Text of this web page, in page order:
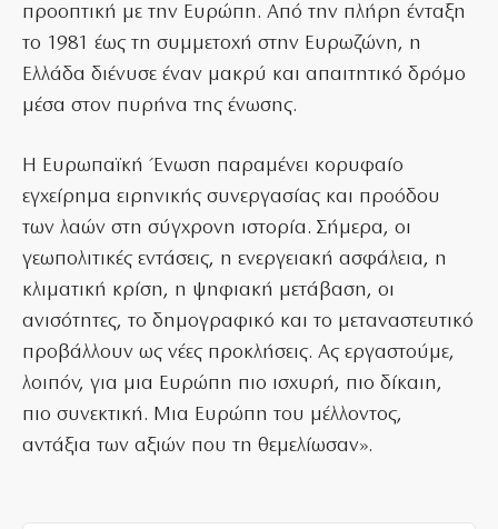
προοπτική με την Ευρώπη. Από την πλήρη ένταξη
το 1981 έως τη συμμετοχή στην Ευρωζώνη, η
Ελλάδα διένυσε έναν μακρύ και απαιτητικό δρόμο
μέσα στον πυρήνα της ένωσης.
Η Ευρωπαϊκή Ένωση παραμένει κορυφαίο
εγχείρημα ειρηνικής συνεργασίας και προόδου
των λαών στη σύγχρονη ιστορία. Σήμερα, οι
γεωπολιτικές εντάσεις, η ενεργειακή ασφάλεια, η
κλιματική κρίση, η ψηφιακή μετάβαση, οι
ανισότητες, το δημογραφικό και το μεταναστευτικό
προβάλλουν ως νέες προκλήσεις. Ας εργαστούμε,
λοιπόν, για μια Ευρώπη πιο ισχυρή, πιο δίκαιη,
πιο συνεκτική. Μια Ευρώπη του μέλλοντος,
αντάξια των αξιών που τη θεμελίωσαν».